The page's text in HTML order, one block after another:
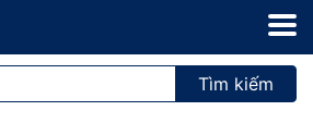
Tìm kiếm